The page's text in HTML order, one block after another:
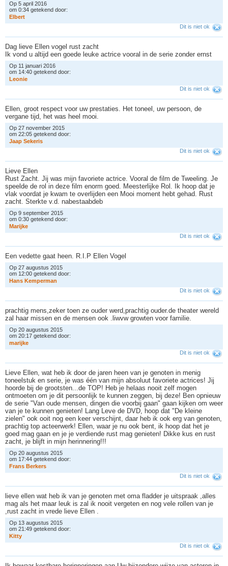
Op 5 april 2016
om 0:34 getekend door:
Elbert
Dit is niet ok
Dag lieve Ellen vogel rust zacht
Ik vond u altijd een goede leuke actrice vooral in de serie zonder ernst
Op 11 januari 2016
om 14:40 getekend door:
Leonie
Dit is niet ok
Ellen, groot respect voor uw prestaties. Het toneel, uw persoon, de
vergane tijd, het was heel mooi.
Op 27 november 2015
om 22:05 getekend door:
Jaap Sekeris
Dit is niet ok
Lieve Ellen
Rust Zacht. Jij was mijn favoriete actrice. Vooral de film de Tweeling. Je
speelde de rol in deze film enorm goed. Meesterlijke Rol. Ik hoop dat je
vlak voordat je kwam te overlijden een Mooi moment hebt gehad. Rust
zacht. Sterkte v.d. nabestaabdeb
Op 9 september 2015
om 0:30 getekend door:
Marijke
Dit is niet ok
Een vedette gaat heen. R.I.P Ellen Vogel
Op 27 augustus 2015
om 12:00 getekend door:
Hans Kemperman
Dit is niet ok
prachtig mens,zeker toen ze ouder werd,prachtig ouder.de theater wereld
zal haar missen en de mensen ook .liwvw growten voor familie.
Op 20 augustus 2015
om 20:17 getekend door:
marijke
Dit is niet ok
Lieve Ellen, wat heb ik door de jaren heen van je genoten in menig
toneelstuk en serie, je was één van mijn absoluut favoriete actrices! Jij
hoorde bij de grootsten...de TOP! Heb je helaas nooit zelf mogen
ontmoeten om je dit persoonlijk te kunnen zeggen, bij deze! Ben opnieuw
de serie "Van oude mensen, dingen die voorbij gaan" gaan kijken om weer
van je te kunnen genieten! Lang Leve de DVD, hoop dat "De kleine
zielen" ook ooit nog een keer verschijnt, daar heb ik ook erg van genoten,
prachtig top acteerwerk! Ellen, waar je nu ook bent, ik hoop dat het je
goed mag gaan en je je verdiende rust mag genieten! Dikke kus en rust
zacht, je blijft in mijn herinnering!!!
Op 20 augustus 2015
om 17:44 getekend door:
Frans Berkers
Dit is niet ok
lieve ellen wat heb ik van je genoten met oma fladder je uitspraak ,alles
mag als het maar leuk is zal ik nooit vergeten en nog vele rollen van je
,rust zacht in vrede lieve Ellen .
Op 13 augustus 2015
om 21:49 getekend door:
Kitty
Dit is niet ok